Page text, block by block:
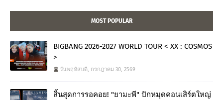
MOST POPULAR
BIGBANG 2026-2027 WORLD TOUR < XX : COSMOS
>
วันพฤหัสบดี, กรกฎาคม 30, 2569
สิ้นสุดการรอคอย! "ยามะพี" ปักหมุดคอนเสิร์ตใหญ่